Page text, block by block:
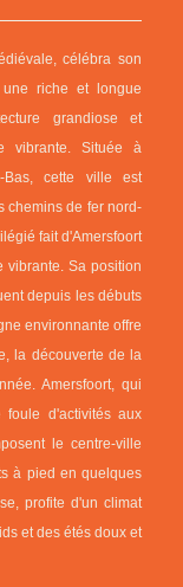
célébra son
riche et longue
grandiose et
vibrante. Située à
Bas, cette ville est
chemins de fer nord-
fait d'Amersfoort
vibrante. Sa position
depuis les débuts
environnante offre
la découverte de la
Amersfoort, qui
foule d'activités aux
le centre-ville
à pied en quelques
profite d'un climat
et des étés doux et